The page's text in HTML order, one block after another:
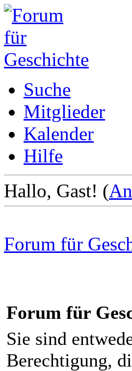
Suche
Mitglieder
Kalender
Hilfe
Hallo, Gast! (
Forum für
Forum für
Sie sind
Berechtigung,